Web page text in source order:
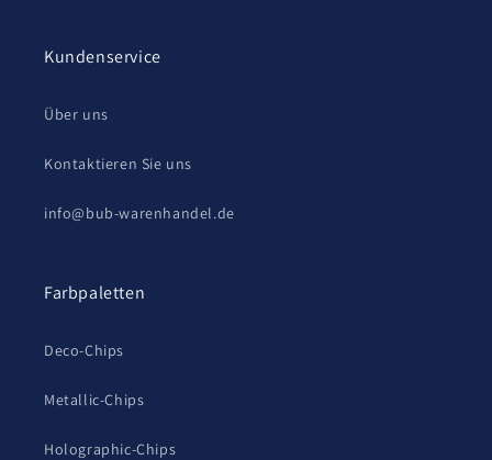
Kundenservice
Über uns
Kontaktieren Sie uns
info@bub-warenhandel.de
Farbpaletten
Deco-Chips
Metallic-Chips
Holographic-Chips